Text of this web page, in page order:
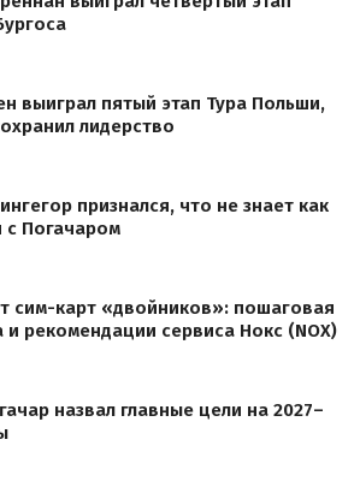
выиграл пятый этап Тура Польши,
лидерство
признался, что не знает как
с Погачаром
сим-карт «двойников»: пошаговая
и рекомендации сервиса Нокс (NOX)
назвал главные цели на 2027–